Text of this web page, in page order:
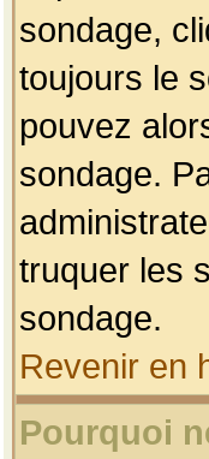
sondage,
toujours le
pouvez
sondage.
truquer les
sondage.
Revenir en
Pourquoi